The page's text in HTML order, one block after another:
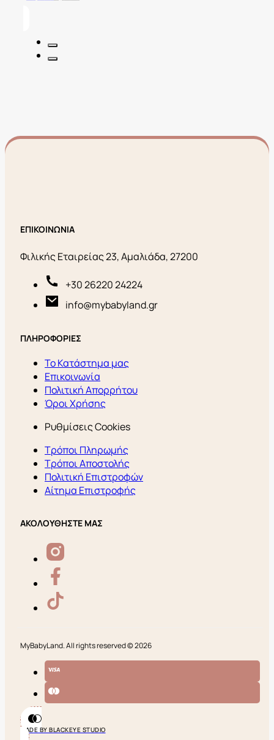
price
τρέχουσα
ΕΠΙΚΟΙΝΩΝΙΑ
Φιλικής Εταιρείας 23, Αμαλιάδα, 27200
+30 26220 24224
info@mybabyland.gr
ΠΛΗΡΟΦΟΡΙΕΣ
Το Κατάστημα μας
Επικοινωνία
Πολιτική Απορρήτου
Όροι Χρήσης
Ρυθμίσεις Cookies
Τρόποι Πληρωμής
Τρόποι Αποστολής
Πολιτική Επιστροφών
Αίτημα Επιστροφής
ΑΚΟΛΟΥΘΗΣΤΕ ΜΑΣ
MyBabyLand. All rights reserved © 2026
MADE BY BLACKEYE STUDIO